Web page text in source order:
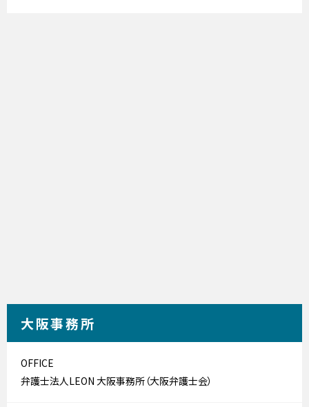
大阪事務所
OFFICE
弁護士法人LEON 大阪事務所（大阪弁護士会）